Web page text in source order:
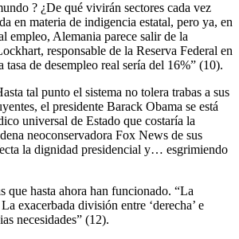
? ¿De qué vivirán sectores cada vez
en materia de indigencia estatal, pero ya, en
empleo, Alemania parece salir de la
responsable de la Reserva Federal en
de desempleo real sería del 16%” (10).
tal punto el sistema no tolera trabas a sus
el presidente Barack Obama se está
universal de Estado que costaría la
neoconservadora Fox News de sus
la dignidad presidencial y… esgrimiendo
que hasta ahora han funcionado. “La
exacerbada división entre ‘derecha’ e
necesidades” (12).